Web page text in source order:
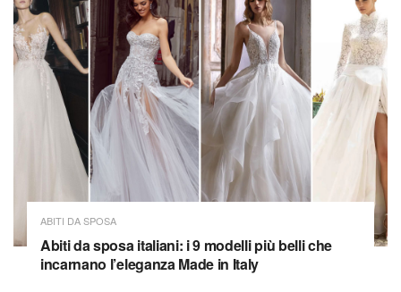
ABITI DA SPOSA
Abiti da sposa italiani: i 9 modelli più belli che
incarnano l’eleganza Made in Italy